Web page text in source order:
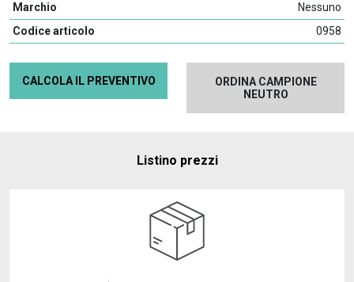
Marchio
Nessuno
Codice articolo
0958
CALCOLA IL PREVENTIVO
ORDINA CAMPIONE
NEUTRO
Listino prezzi